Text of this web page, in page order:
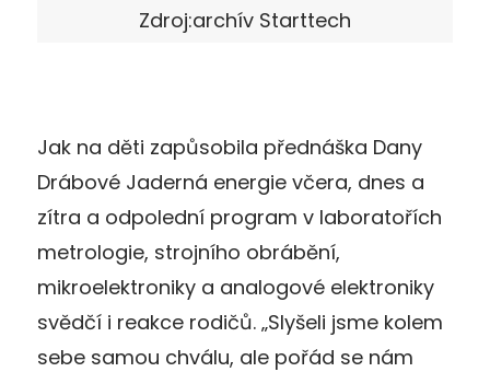
Zdroj:archív Starttech
Jak na děti zapůsobila přednáška Dany
Drábové Jaderná energie včera, dnes a
zítra a odpolední program v laboratořích
metrologie, strojního obrábění,
mikroelektroniky a analogové elektroniky
svědčí i reakce rodičů. „Slyšeli jsme kolem
sebe samou chválu, ale pořád se nám